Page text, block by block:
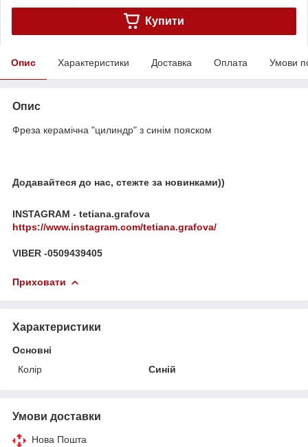
Купити
Опис Характеристики Доставка Оплата Умови
Опис
Фреза керамічна "цилиндр" з синім пояском
Додавайтеся до нас, стежте за новинками))
INSTAGRAM - tetiana.grafova
https://www.instagram.com/tetiana.grafova/
VIBER -0509439405
Приховати
Характеристики
Основні
Колір
Синій
Умови доставки
Нова Пошта